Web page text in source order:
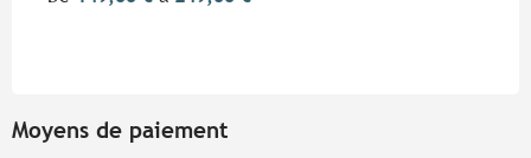
Moyens de paiement